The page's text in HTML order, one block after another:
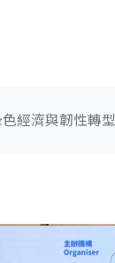
經濟與韌性轉型